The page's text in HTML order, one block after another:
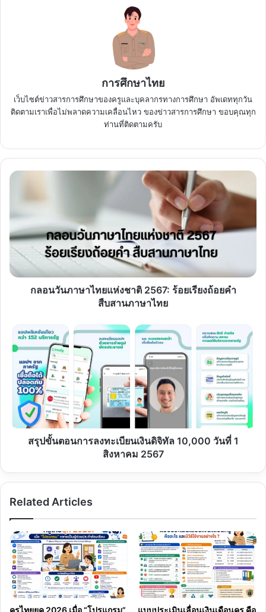
การศึกษาไทย
เว็บไซต์ข่าวสารการศึกษาของครูและบุคลากรทางการศึกษา อัพเดททุกวัน
ติดตามเราเพื่อไม่พลาดความเคลื่อนไหว ของข่าวสารการศึกษา ขอบคุณทุก
ท่านที่ติดตามครับ
กลอน
ภาษา
ชาติ
2567:
ร้อย
เรียง
ถ้อยคำกลอนวันภาษาไทยแห่งชาติ 2567: ร้อยเรียงถ้อยคำ
สืบสานภาษาไทย
ขั้น
ตอน
การ
ลง
ทะเบียน
เงิน
ดิจิทัล
10,000
สรุปขั้นตอนการลงทะเบียนเงินดิจิทัล 10,000 วันที่ 1
สิงหาคม 2567
Related Articles
ครูไทยยุค 2026 เมื่อ “โปรแกรม” แบบประเมินเลื่อนเงินเดือนครู คือ